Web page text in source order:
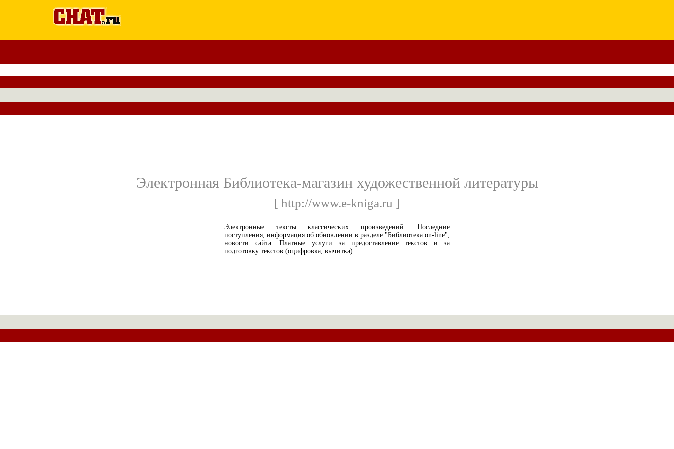
Электронная Библиотека-магазин художественной литературы
[ http://www.e-kniga.ru ]
Электронные тексты классических произведений. Последние
поступления, информация об обновлении в разделе "Библиотека on-line",
новости сайта. Платные услуги за предоставление текстов и за
подготовку текстов (оцифровка, вычитка).